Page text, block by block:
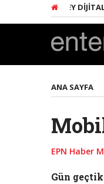
HER ŞEY DIJITAL
ANA SAYFA
EPN Haber
Gün